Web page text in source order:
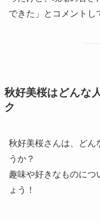
できた」とコメントし
秋好美桜はどんな
ク
秋好美桜さんは、どん
うか？
趣味や好きなものにつ
ょう！